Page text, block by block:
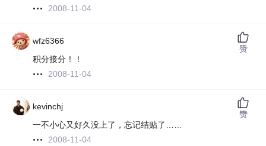
2008-11-04
wfz6366
积分接分！！
2008-11-04
赞
kevinchj
一不小心又好久没上了，忘记结贴了……
2008-11-04
赞